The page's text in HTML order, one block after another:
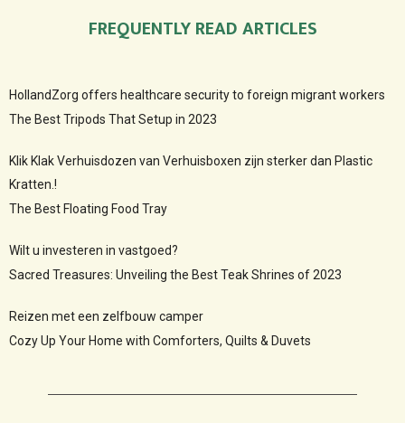
FREQUENTLY READ ARTICLES
HollandZorg offers healthcare security to foreign migrant workers
The Best Tripods That Setup in 2023
Klik Klak Verhuisdozen van Verhuisboxen zijn sterker dan Plastic
Kratten.!
The Best Floating Food Tray
Wilt u investeren in vastgoed?
Sacred Treasures: Unveiling the Best Teak Shrines of 2023
Reizen met een zelfbouw camper
Cozy Up Your Home with Comforters, Quilts & Duvets